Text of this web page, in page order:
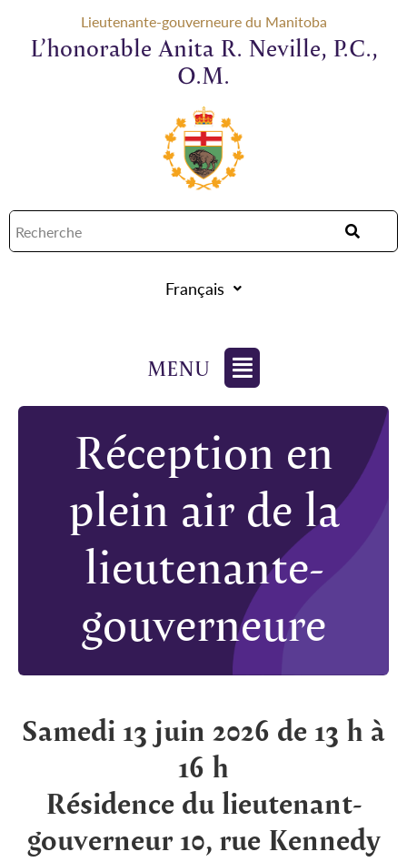
Lieutenante-gouverneure du Manitoba
L’honorable Anita R. Neville, P.C.,
O.M.
Français
Réception en
plein air de la
lieutenante-
gouverneure
Samedi 13 juin 2026 de 13 h à
16 h
Résidence du lieutenant-
gouverneur 10, rue Kennedy